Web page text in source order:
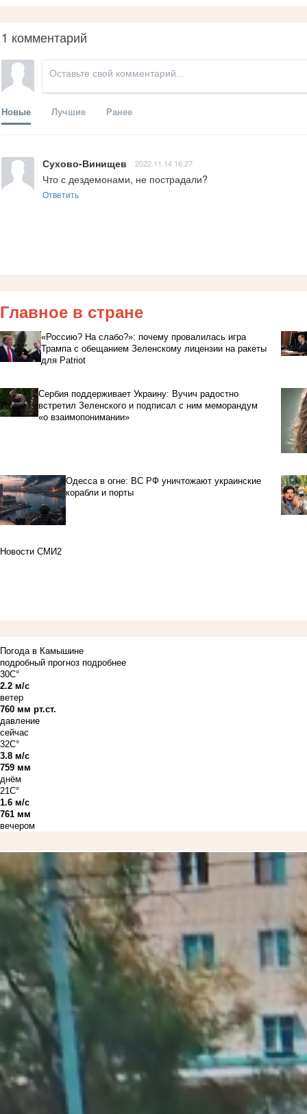
1 комментарий
Новые Лучшие Ранее
Сухово-Винищев 2022.11.14 16:27
Что с дездемонами, не пострадали?
Ответить
Главное в стране
«Россию? На слабо?»: почему провалилась игра
Трампа с обещанием Зеленскому лицензии на ракеты
для Patriot
Сербия поддерживает Украину: Вучич радостно
встретил Зеленского и подписал с ним меморандум
«о взаимопонимании»
Одесса в огне: ВС РФ уничтожают украинские
корабли и порты
Новости СМИ2
Погода в Камышине
подробный прогноз подробнее
30C°
2.2 м/с
ветер
760 мм рт.ст.
давление
сейчас
32C°
3.8 м/с
759 мм
днём
21C°
1.6 м/с
761 мм
вечером